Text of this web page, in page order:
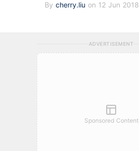
By cherry.liu on 12 Jun 2018
ADVERTISEMENT
Sponsored Content